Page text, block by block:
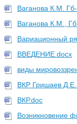
Ваганова К.М.
Ваганова К.М.,
Вариационный
ВВЕДЕНИЕ.docx
виды
ВКР Гришаев
ВКР.doc
Возникновение